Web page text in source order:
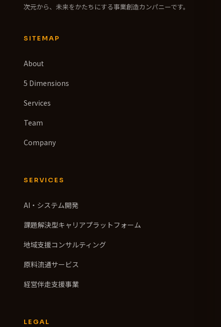
次元から、未来をかたちにする事業創造カンパニーです。
SITEMAP
About
5 Dimensions
Services
Team
Company
SERVICES
AI・システム開発
課題解決型キャリアプラットフォーム
地域支援コンサルティング
原料流通サービス
経営伴走支援事業
LEGAL